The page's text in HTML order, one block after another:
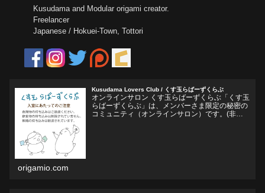
Kusudama and Modular origami creator.
Freelancer
Japanese / Hokuei-Town, Tottori
Kusudama Lovers Club / くす玉らばーずくらぶ
オンラインサロン くす玉らばーずくらぶ「くす玉
らばーずくらぶ」は、メンバーさま限定の秘密の
コミュニティ（オンラインサロン）です。(非公
origamio.com